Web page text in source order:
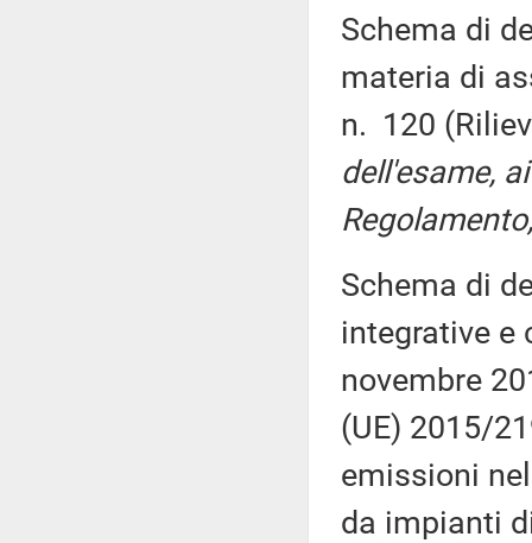
Schema di
materia di
n. 120
dell'esame,
Schema di
integrative e
novembre
(UE) 2015/
emissioni
da impianti